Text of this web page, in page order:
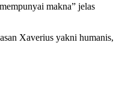
makna” jelas
Xaverius yakni humanis,